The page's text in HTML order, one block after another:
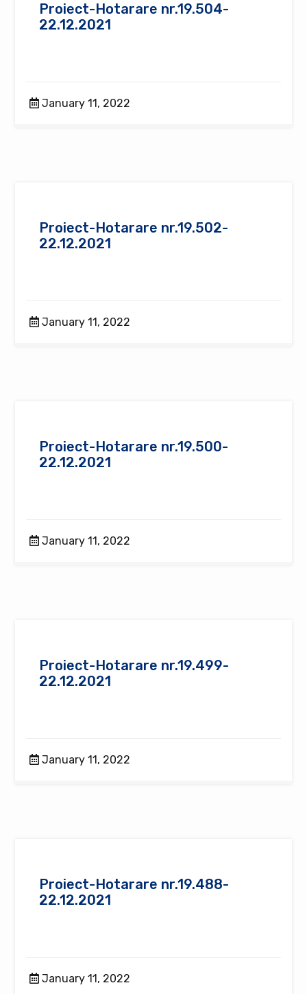
Proiect-Hotarare nr.19.504-
22.12.2021
January 11, 2022
Proiect-Hotarare nr.19.502-
22.12.2021
January 11, 2022
Proiect-Hotarare nr.19.500-
22.12.2021
January 11, 2022
Proiect-Hotarare nr.19.499-
22.12.2021
January 11, 2022
Proiect-Hotarare nr.19.488-
22.12.2021
January 11, 2022